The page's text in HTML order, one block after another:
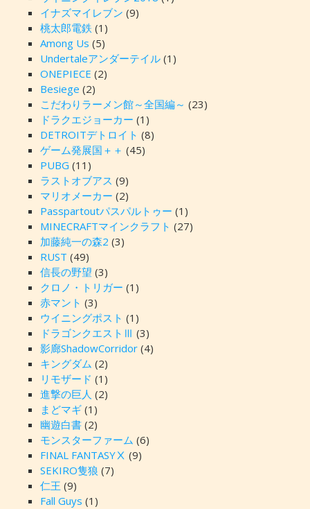
イナズマイレブン (9)
桃太郎電鉄 (1)
Among Us (5)
Undertaleアンダーテイル(1)
ONEPIECE (2)
Besiege (2)
こだわりラーメン館～全国編～ (23)
ドラクエジョーカー (1)
DETROITデトロイト (8)
ゲーム発展国＋＋ (45)
PUBG (11)
ラストオブアス (9)
マリオメーカー (2)
Passpartoutパスパルトゥー (1)
MINECRAFTマインクラフト (27)
加藤純一の森2 (3)
RUST (49)
信長の野望 (3)
クロノ・トリガー (1)
赤マント (3)
ウイニングポスト (1)
ドラゴンクエストⅢ (3)
影廊ShadowCorridor(4)
キングダム (2)
リモザード (1)
進撃の巨人 (2)
まどマギ(1)
幽遊白書(2)
モンスターファーム (6)
FINAL FANTASYⅩ (9)
SEKIRO隻狼 (7)
仁王 (9)
Fall Guys (1)